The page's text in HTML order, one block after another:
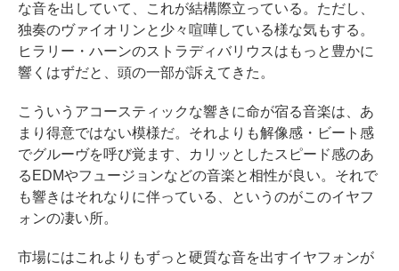
な音を出していて、これが結構際立っている。ただし、
独奏のヴァイオリンと少々喧嘩している様な気もする。
ヒラリー・ハーンのストラディバリウスはもっと豊かに
響くはずだと、頭の一部が訴えてきた。
こういうアコースティックな響きに命が宿る音楽は、あ
まり得意ではない模様だ。それよりも解像感・ビート感
でグルーヴを呼び覚ます、カリッとしたスピード感のあ
るEDMやフュージョンなどの音楽と相性が良い。それで
も響きはそれなりに伴っている、というのがこのイヤフ
ォンの凄い所。
市場にはこれよりもずっと硬質な音を出すイヤフォンが